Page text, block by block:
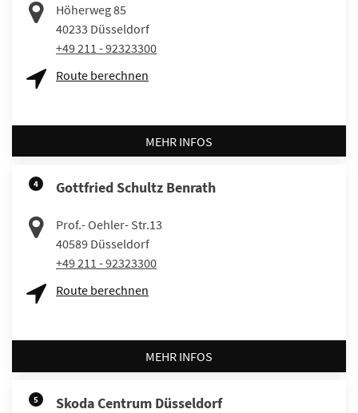
Höherweg 85
40233 Düsseldorf
+49 211 - 92323300
Route berechnen
MEHR INFOS
4 Gottfried Schultz Benrath
Prof.- Oehler- Str.13
40589 Düsseldorf
+49 211 - 92323300
Route berechnen
MEHR INFOS
5 Skoda Centrum Düsseldorf